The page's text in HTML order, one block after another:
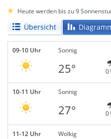
Heute werden bis zu 9
Übersicht
09-10 Uhr Sonnig
25° 0
10-11 Uhr Sonnig
27° 0
11-12 Uhr Wolkig